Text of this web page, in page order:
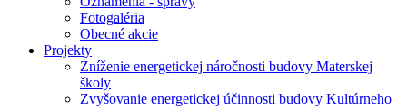
Fotogaléria
Obecné akcie
Projekty
Zníženie energetickej náročnosti budovy Materskej
školy
Zvyšovanie energetickej účinnosti budovy Kultúrneho